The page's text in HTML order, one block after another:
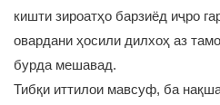
кишти зироатҳо барзиёд иҷро
овардани ҳосили дилхоҳ аз
бурда мешавад.
Тибқи иттилои мавсуф, ба